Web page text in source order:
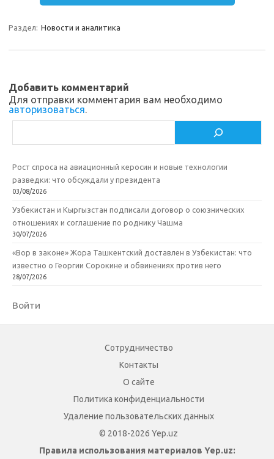
s
i
k
b
k
р
и
т
Раздел: Новости и аналитика
Добавить комментарий
Для отправки комментария вам необходимо
авторизоваться.
Рост спроса на авиационный керосин и новые технологии
разведки: что обсуждали у президента
03/08/2026
Узбекистан и Кыргызстан подписали договор о союзнических
отношениях и соглашение по роднику Чашма
30/07/2026
«Вор в законе» Жора Ташкентский доставлен в Узбекистан: что
известно о Георгии Сорокине и обвинениях против него
28/07/2026
Войти
Сотрудничество
Контакты
О сайте
Политика конфиденциальности
Удаление пользовательских данных
© 2018-2026 Yep.uz
Правила использования материалов Yep.uz: